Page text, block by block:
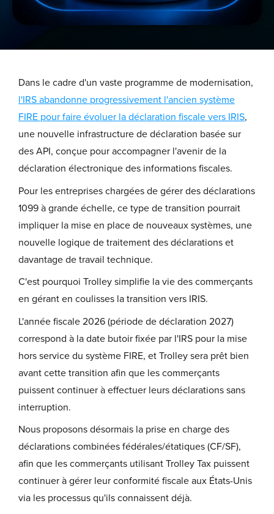
Dans le cadre d'un vaste programme de modernisation,
l'IRS abandonne progressivement l'ancien système
FIRE pour faire évoluer la déclaration fiscale vers IRIS,
une nouvelle infrastructure de déclaration basée sur
des API, conçue pour accompagner l'avenir de la
déclaration électronique des informations fiscales.
Pour les entreprises chargées de gérer des déclarations
1099 à grande échelle, ce type de transition pourrait
impliquer la mise en place de nouveaux systèmes, une
nouvelle logique de traitement des déclarations et
davantage de travail technique.
C'est pourquoi Trolley simplifie la vie des commerçants
en gérant en coulisses la transition vers IRIS.
L'année fiscale 2026 (période de déclaration 2027)
correspond à la date butoir fixée par l'IRS pour la mise
hors service du système FIRE, et Trolley sera prêt bien
avant cette transition afin que les commerçants
puissent continuer à effectuer leurs déclarations sans
interruption.
Nous proposons désormais la prise en charge des
déclarations combinées fédérales/étatiques (CF/SF),
afin que les commerçants utilisant Trolley Tax puissent
continuer à gérer leur conformité fiscale aux États-Unis
via les processus qu'ils connaissent déjà.